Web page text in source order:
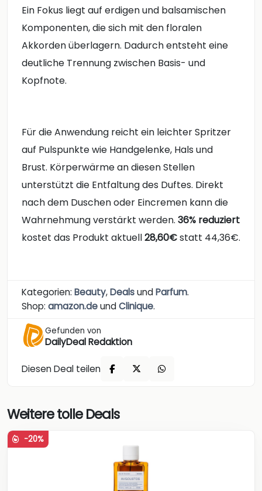
Ein Fokus liegt auf erdigen und balsamischen
Komponenten, die sich mit den floralen
Akkorden überlagern. Dadurch entsteht eine
deutliche Trennung zwischen Basis- und
Kopfnote.
Für die Anwendung reicht ein leichter Spritzer
auf Pulspunkte wie Handgelenke, Hals und
Brust. Körperwärme an diesen Stellen
unterstützt die Entfaltung des Duftes. Direkt
nach dem Duschen oder Eincremen kann die
Wahrnehmung verstärkt werden. 36% reduziert
kostet das Produkt aktuell28,60€statt 44,36€.
Kategorien: Beauty,DealsundParfum.
Shop: amazon.deundClinique.
Gefunden von
DailyDeal Redaktion
Diesen Deal teilen
Weitere tolle Deals
-20%